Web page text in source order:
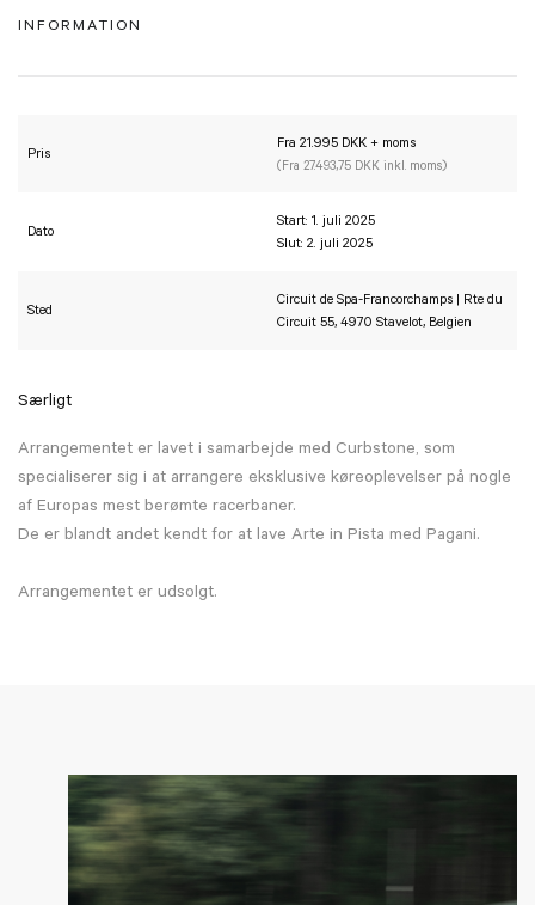
INFORMATION
Pris
Fra 21.995 DKK + moms
(Fra 27.493,75 DKK inkl. moms)
Dato
Start: 1. juli 2025
Slut: 2. juli 2025
Sted
Circuit de Spa-Francorchamps | Rte du
Circuit 55, 4970 Stavelot, Belgien
Særligt
Arrangementet er lavet i samarbejde med Curbstone, som
specialiserer sig i at arrangere eksklusive køreoplevelser på nogle
af Europas mest berømte racerbaner.
De er blandt andet kendt for at lave Arte in Pista med Pagani.
Arrangementet er udsolgt.